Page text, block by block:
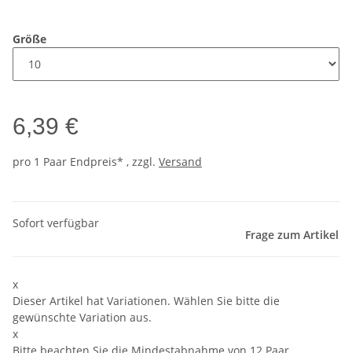
Größe
6,39 €
pro 1 Paar Endpreis* , zzgl. Versand
Sofort verfügbar
Frage zum Artikel
x
Dieser Artikel hat Variationen. Wählen Sie bitte die
gewünschte Variation aus.
x